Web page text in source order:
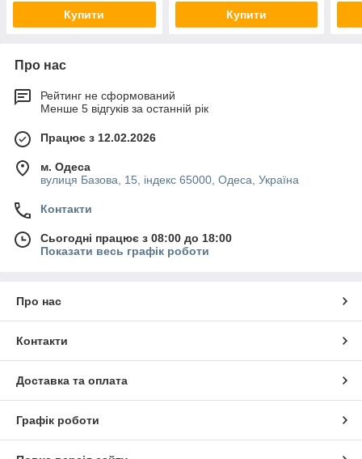
Купити Купити
Про нас
Рейтинг не сформований
Менше 5 відгуків за останній рік
Працює з 12.02.2026
м. Одеса
вулиця Базова, 15, індекс 65000, Одеса, Україна
Контакти
Сьогодні працює з 08:00 до 18:00
Показати весь графік роботи
Про нас
Контакти
Доставка та оплата
Графік роботи